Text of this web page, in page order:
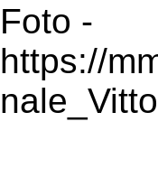
Foto -
https://